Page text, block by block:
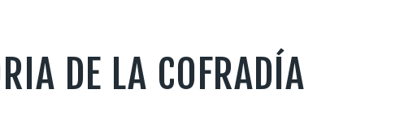
DE LA COFRADÍA